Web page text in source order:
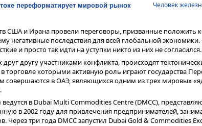
Человек
переформатирует мировой рынок
США и Ирана провели переговоры, призванные положить
негативные последствия для всей глобальной
и просто так идти на уступки никто из них не согласился.
другу участниками конфликта, происходят
торговле которыми активную роль играют государства
совершаются в ОАЭ, являющихся одним из трех мировых
в Dubai Multi Commodities Centre (DMCC),
в 2002 году для привлечения предпринимателей,
Через три года DMCC запустил Dubai Gold & Commodities